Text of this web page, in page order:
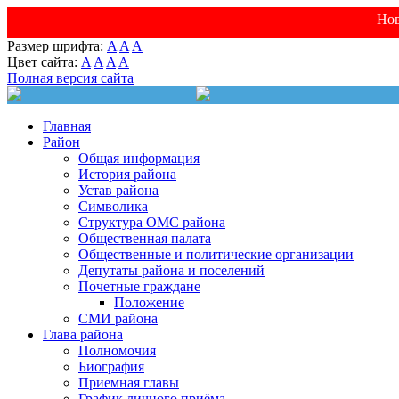
Размер шрифта: A A A
Цвет сайта: A A A A
Полная версия сайта
Главная
Район
Общая информация
История района
Устав района
Символика
Структура ОМС района
Общественная палата
Общественные и политические организации
Депутаты района и поселений
Почетные граждане
Положение
СМИ района
Глава района
Полномочия
Биография
Приемная главы